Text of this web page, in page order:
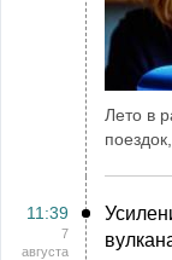
Лето в
11:39
7
августа